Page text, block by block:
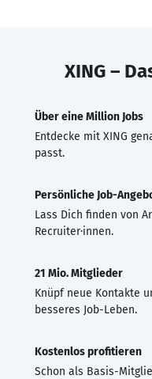
XING –
Über eine Million Jobs
Entdecke mit XING
passt.
Persönliche Job-
Lass Dich finden von
Recruiter·innen.
21 Mio. Mitglieder
Knüpf neue Kontakte
besseres Job-Leben.
Kostenlos profitieren
Schon als Basis-